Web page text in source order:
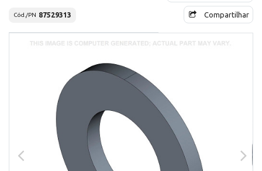
Cód./PN 87529313 Compartilhar